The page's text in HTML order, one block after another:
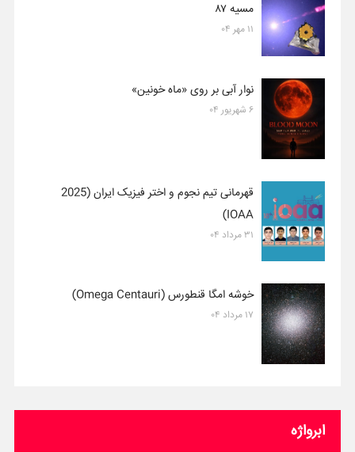
مسیه ۸۷
۱۱ مهر ۰۴
نوار آبی بر روی «ماه خونین»
۶ شهریور ۰۴
قهرمانی تیم نجوم و اختر فیزیک ایران (2025
IOAA)
۳۱ مرداد ۰۴
خوشه امگا قنطورس (Omega Centauri)
۱۷ مرداد ۰۴
ابرواژه